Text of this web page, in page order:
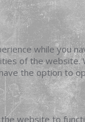
while you
of the
the option to
website to